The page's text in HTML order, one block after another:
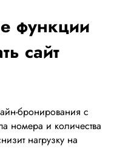
функции
сайт
бронирования с
номера и количества
нагрузку на